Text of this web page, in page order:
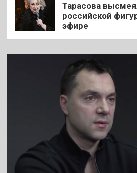
Тарасова
российской
эфире